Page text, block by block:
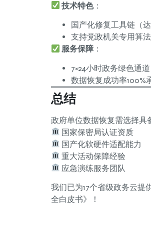
技术特色：
国产化修复工具链（达
支持党政机关专用算法
服务保障 ：
7×24小时政务绿色通道
数据恢复成功率100%
总结
政府单位数据恢复需选择具
国家保密局认证资质
国产化软硬件适配能力
重大活动保障经验
应急演练服务团队
我们已为17个省级政务云
全白皮书》！